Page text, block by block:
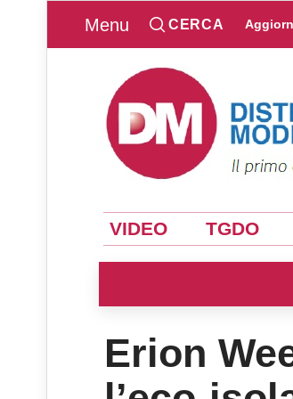
Menu CERCA
VIDEO TGDO
Erion